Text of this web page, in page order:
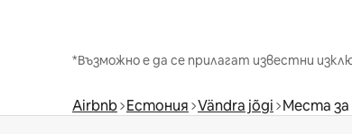
*Възможно е да се прилагат известни
Airbnb Естония Vändra jõgi Места за